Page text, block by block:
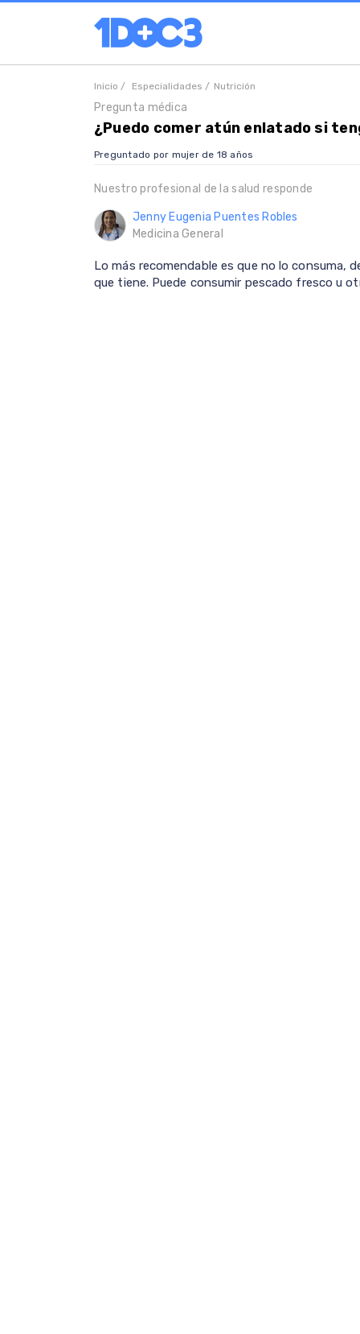
Inicio / Especialidades / Nutrición
Pregunta médica
¿Puedo comer atún enlatado si
Preguntado por mujer de 18 años
Nuestro profesional de la salud responde
Jenny Eugenia Puentes Robles
Medicina General
Lo más recomendable es que no lo consuma,
que tiene. Puede consumir pescado fresco u